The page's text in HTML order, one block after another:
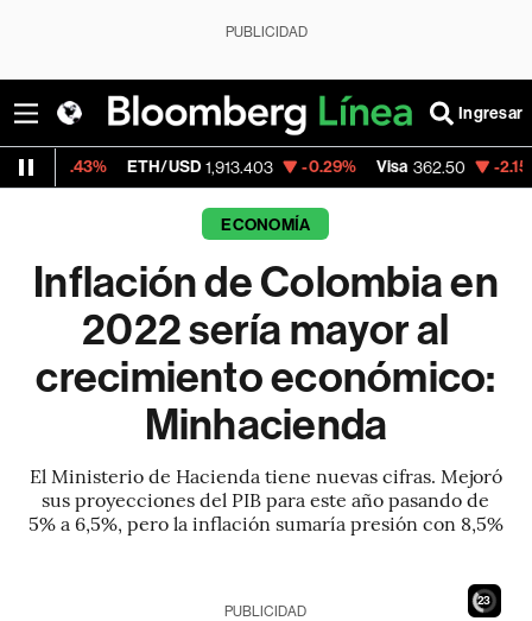
PUBLICIDAD
Ingresar
ETH/USD 1,913.403 -0.29% Visa 362.50 -2.15%
ECONOMÍA
Inflación de Colombia en
2022 sería mayor al
crecimiento económico:
Minhacienda
El Ministerio de Hacienda tiene nuevas cifras. Mejoró
sus proyecciones del PIB para este año pasando de
5% a 6,5%, pero la inflación sumaría presión con 8,5%
21
PUBLICIDAD